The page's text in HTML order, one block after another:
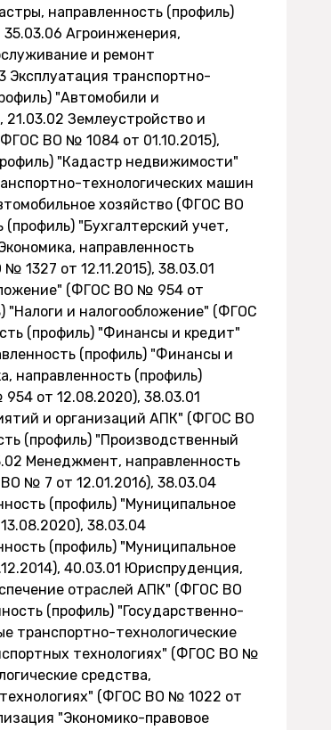
направленность (профиль)
Агроинженерия,
и ремонт
Эксплуатация транспортно-
"Автомобили и
Землеустройство и
ВО № 1084 от 01.10.2015),
"Кадастр недвижимости"
технологических машин
хозяйство (ФГОС ВО
"Бухгалтерский учет,
направленность
1327 от 12.11.2015), 38.03.01
(ФГОС ВО № 954 от
"Налоги и налогообложение" (ФГОС
(профиль) "Финансы и кредит"
(профиль) "Финансы и
направленность (профиль)
от 12.08.2020), 38.03.01
и организаций АПК" (ФГОС ВО
(профиль) "Производственный
Менеджмент, направленность
№ 7 от 12.01.2016), 38.03.04
(профиль) "Муниципальное
38.03.04
(профиль) "Муниципальное
40.03.01 Юриспруденция,
отраслей АПК" (ФГОС ВО
(профиль) "Государственно-
транспортно-технологические
технологиях" (ФГОС ВО №
средства,
(ФГОС ВО № 1022 от
"Экономико-правовое